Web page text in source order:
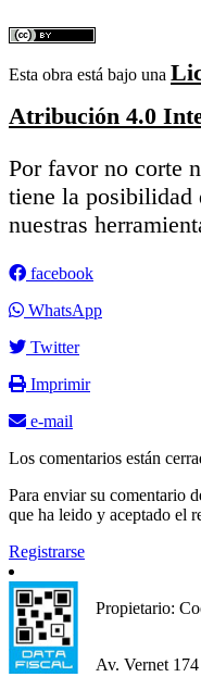
Esta obra está bajo una
Atribución 4.0
Por favor no corte
tiene la posibilidad
nuestras
facebook
WhatsApp
Twitter
Imprimir
e-mail
Los comentarios están
Para enviar su comentario
que ha leido y aceptado el
Registrarse
Propietario:
Av. Vernet